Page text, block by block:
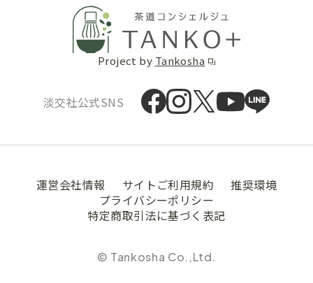
Project by Tankosha
淡交社公式SNS
運営会社情報 サイトご利用規約
推奨環境
プライバシーポリシー
特定商取引法に基づく表記
© Tankosha Co.,Ltd.